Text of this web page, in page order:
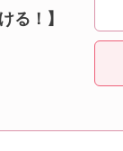
る！】